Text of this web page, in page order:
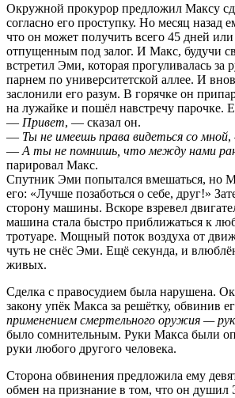
Окружной прокурор предложил Максу
согласно его проступку. Но месяц назад
что он может получить всего 45 дней
отпущенным под залог. И Макс, будучи
встретил Эми, которая прогуливалась
парнем по университетской аллее. И
заслонили его разум. В горячке он
на лужайке и пошёл навстречу парочке.
— Привет, — сказал он.
— Ты не имеешь права видеться со мной,
— А ты не помнишь, что между нами
парировал Макс.
Спутник Эми попытался вмешаться, но
его: «Лучше позаботься о себе, друг!»
сторону машины. Вскоре взревел
машина стала быстро приближаться к
тротуаре. Мощный поток воздуха от
чуть не снёс Эми. Ещё секунда, и
живых.
Сделка с правосудием была нарушена.
закону упёк Макса за решётку, обвинив
применением смертельного оружия —
было сомнительным. Руки Макса были
руки любого другого человека.
Сторона обвинения предложила ему
обмен на признание в том, что он душил